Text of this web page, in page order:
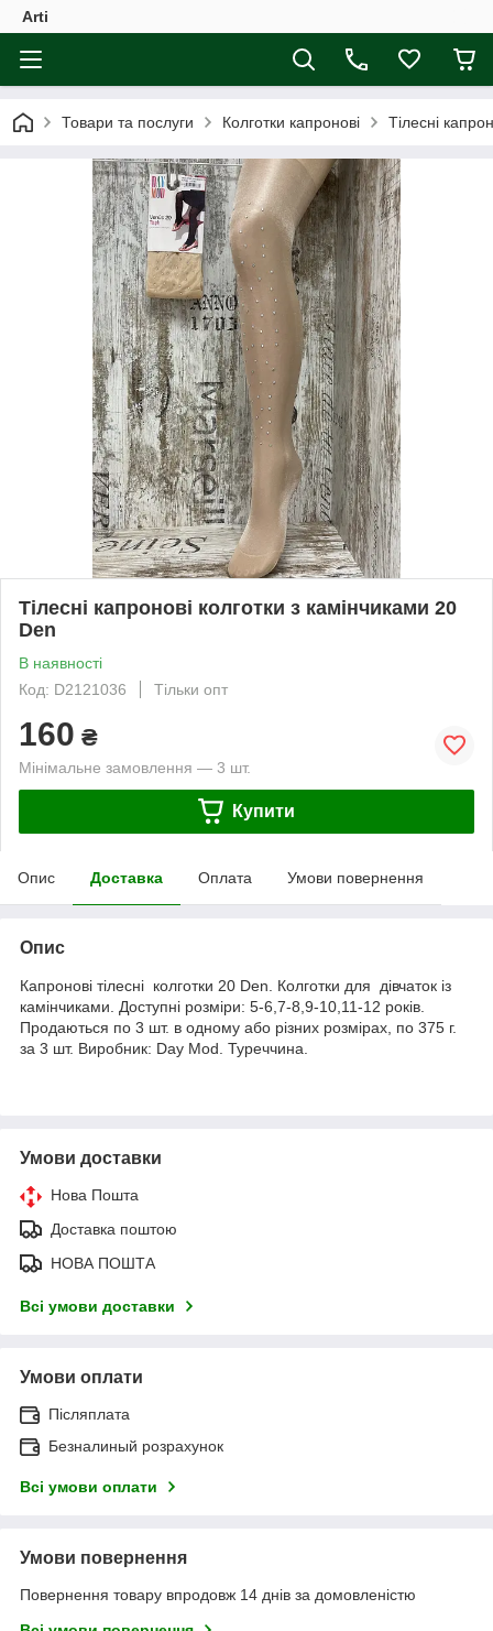
Arti
Товари та послуги Колготки капронові Тілесні
Тілесні капронові колготки з камінчиками 20
Den
В наявності
Код: D2121036
Тільки опт
160 ₴
Мінімальне замовлення — 3 шт.
Купити
Опис Доставка Оплата Умови повернення
Опис
Капронові тілесні колготки 20 Den. Колготки для дівчаток із
камінчиками. Доступні розміри: 5-6,7-8,9-10,11-12 років.
Продаються по 3 шт. в одному або різних розмірах, по 375 г.
за 3 шт. Виробник: Day Mod. Туреччина.
Умови доставки
Нова Пошта
Доставка поштою
НОВА ПОШТА
Всі умови доставки
Умови оплати
Післяплата
Безналиный розрахунок
Всі умови оплати
Умови повернення
Повернення товару впродовж 14 днів за домовленістю